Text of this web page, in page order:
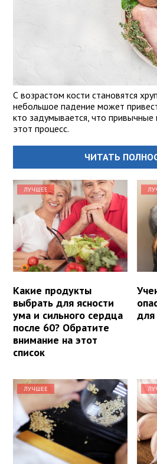
С возрастом кости становятся
небольшое падение может
кто задумывается, что привычные
этот процесс.
ЧИТАТЬ
ЛУЧШЕЕ
Какие продукты
выбрать для ясности
ума и сильного сердца
после 60? Обратите
внимание на этот
список
ЛУЧШЕЕ